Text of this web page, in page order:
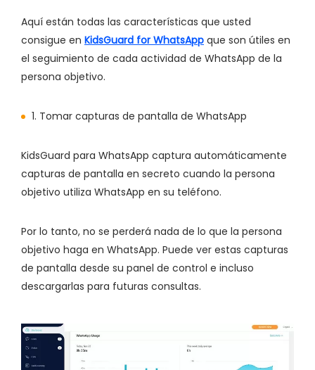
Aquí están todas las características que usted
consigue en KidsGuard for WhatsApp que son útiles en
el seguimiento de cada actividad de WhatsApp de la
persona objetivo.
1. Tomar capturas de pantalla de WhatsApp
KidsGuard para WhatsApp captura automáticamente
capturas de pantalla en secreto cuando la persona
objetivo utiliza WhatsApp en su teléfono.
Por lo tanto, no se perderá nada de lo que la persona
objetivo haga en WhatsApp. Puede ver estas capturas
de pantalla desde su panel de control e incluso
descargarlas para futuras consultas.